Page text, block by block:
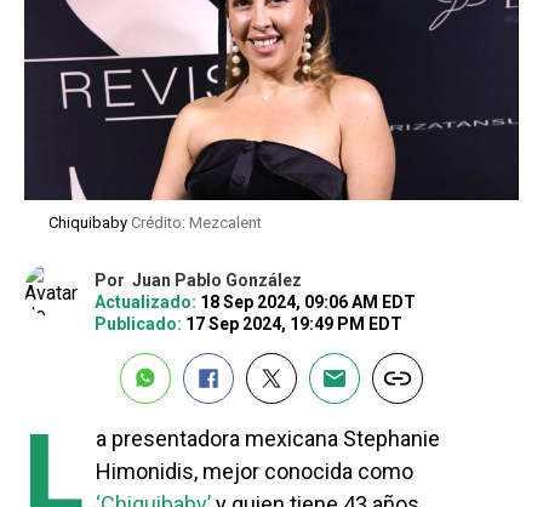
Chiquibaby Crédito: Mezcalent
Por Juan Pablo González
Actualizado: 18 Sep 2024, 09:06 AM EDT
Publicado: 17 Sep 2024, 19:49 PM EDT
L a presentadora mexicana Stephanie
Himonidis, mejor conocida como